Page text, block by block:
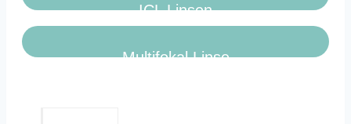
ICL Linsen
Multifokal Linse